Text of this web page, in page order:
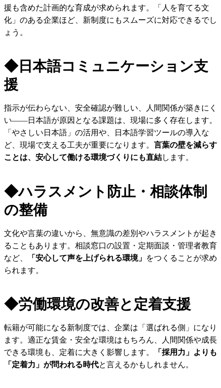
援も含めた計画的な育成が求められます。「人を育てる文
化」のある企業ほど、新制度にもスムーズに対応できるでし
ょう。
◆日本語コミュニケーション支
援
指示が伝わらない、安全確認が難しい、人間関係が築きにく
い——日本語が原因となる課題は、現場に多く存在します。
「やさしい日本語」の活用や、日本語学習ツールの導入な
ど、現場で支える工夫が重要になります。 言葉の壁を減らす
ことは、安心して働ける環境づくりにも直結します。
◆ハラスメント防止・相談体制
の整備
文化や言葉の違いから、無意識の差別やハラスメントが起き
ることもあります。相談窓口の設置・定期面談・管理者教育
など、
「安心して声を上げられる環境」 をつくることが求め
られます。
◆労働環境の改善と定着支援
転籍が可能になる新制度では、企業は「選ばれる側」になり
ます。適正な賃金・安全な環境はもちろん、人間関係や成長
できる環境も、定着に大きく影響します。
「採用力」よりも
「定着力」が問われる時代と言えるかもしれません。